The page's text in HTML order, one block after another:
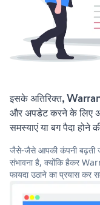
इसके अतिरिक्त,
और अपडेट करने के लिए
समस्याएं या बग पैदा होने
जैसे-जैसे आपकी कंपनी बढ़ती
संभावना है, क्योंकि हैकर
फायदा उठाने का प्रयास कर